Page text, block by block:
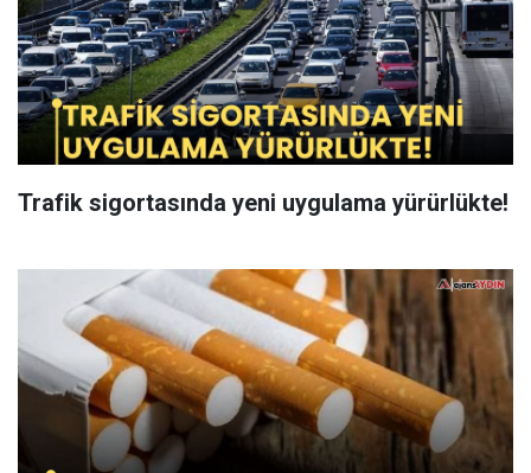
Trafik sigortasında yeni uygulama yürürlükte!